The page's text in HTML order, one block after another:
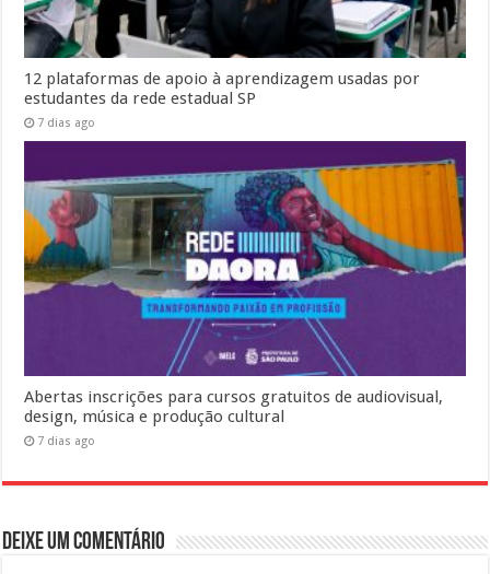
12 plataformas de apoio à aprendizagem usadas por
estudantes da rede estadual SP
7 dias ago
Abertas inscrições para cursos gratuitos de audiovisual,
design, música e produção cultural
7 dias ago
Deixe um comentário